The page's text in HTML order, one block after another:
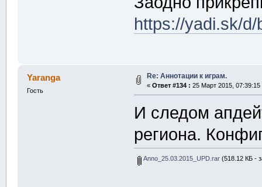
https://yadi.sk/
Yaranga
Гость
Re: Аннотации к играм.
« Ответ #134 : 25 Март 2015, 07:39:15
И следом
региона.
Anno_25.03.2015_UPD.rar(518.12 КБ -